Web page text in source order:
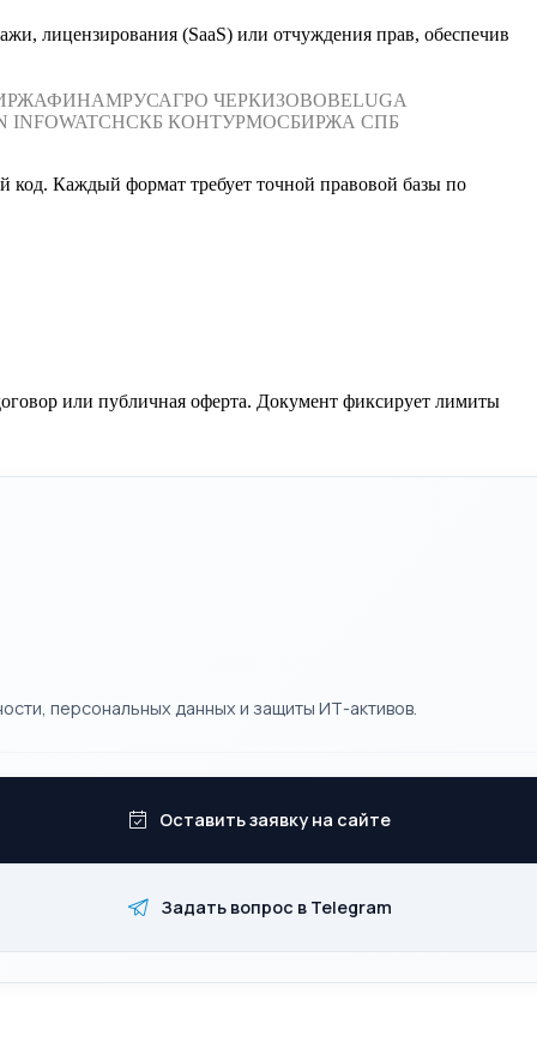
лицензирования (SaaS) или отчуждения прав, обеспечив
ФИНАМРУСАГРО ЧЕРКИЗОВОBELUGA
INFOWATCHСКБ КОНТУРМОСБИРЖА СПБ
код. Каждый формат требует точной правовой базы по
или публичная оферта. Документ фиксирует лимиты
персональных данных и защиты ИТ-активов.
Оставить заявку на сайте
Задать вопрос в Telegram